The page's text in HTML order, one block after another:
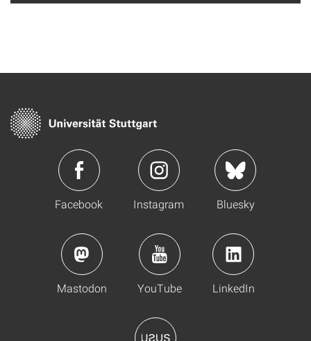
Facebook Instagram Bluesky
Mastodon YouTube LinkedIn